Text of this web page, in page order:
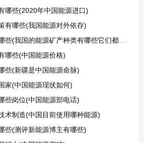
哪些(2020年中国能源进口)
有哪些(我国能源对外依存)
国的能源矿产种类有哪些它们都有哪些用途)
哪些(中国能源价格)
些(新疆是中国能源命脉)
家(中国能源现状如何)
些岗位(中国能源部电话)
术制造(中国目前使用哪种能源)
些(测评新能源博主有哪些)